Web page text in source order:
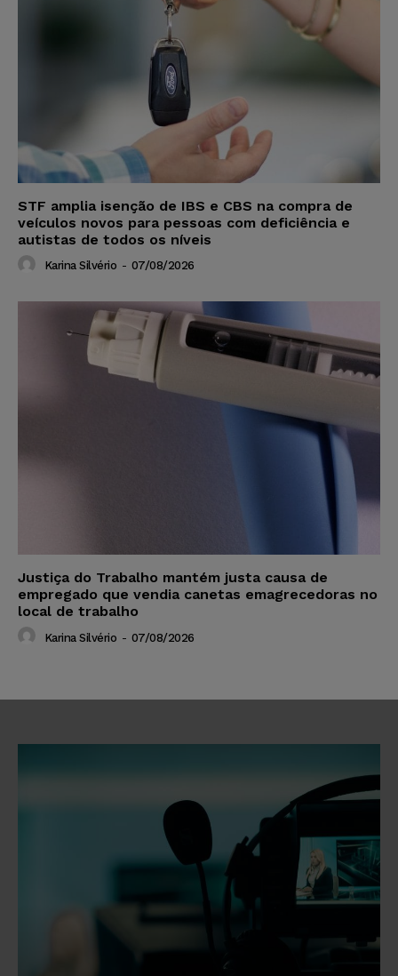
STF amplia isenção de IBS e CBS na compra de
veículos novos para pessoas com deficiência e
autistas de todos os níveis
Karina Silvério - 07/08/2026
Justiça do Trabalho mantém justa causa de
empregado que vendia canetas emagrecedoras no
local de trabalho
Karina Silvério - 07/08/2026